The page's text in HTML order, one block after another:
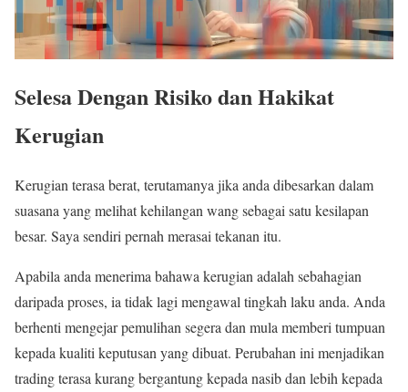
Selesa Dengan Risiko dan Hakikat
Kerugian
Kerugian terasa berat, terutamanya jika anda dibesarkan dalam
suasana yang melihat kehilangan wang sebagai satu kesilapan
besar. Saya sendiri pernah merasai tekanan itu.
Apabila anda menerima bahawa kerugian adalah sebahagian
daripada proses, ia tidak lagi mengawal tingkah laku anda. Anda
berhenti mengejar pemulihan segera dan mula memberi tumpuan
kepada kualiti keputusan yang dibuat. Perubahan ini menjadikan
trading terasa kurang bergantung kepada nasib dan lebih kepada